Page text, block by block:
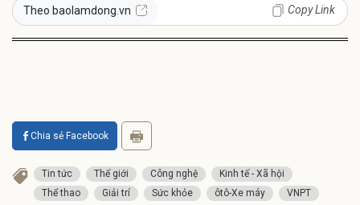
Theo baolamdong.vn Copy Link
Chia sẻ Facebook
Tin tức Thế giới Công nghệ
Kinh tế - Xã hội
Thể thao
Giải trí Sức khỏe ôtô-Xe máy
VNPT